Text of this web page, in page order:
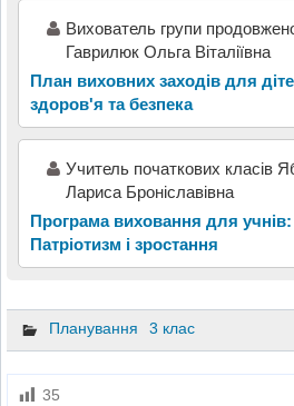
Вихователь групи
Гаврилюк Ольга Віталіївна
План виховних заходів для
здоров'я та безпека
Учитель початкових класів
Лариса Броніславівна
Програма виховання для учнів:
Патріотизм і зростання
Планування 3 клас
35